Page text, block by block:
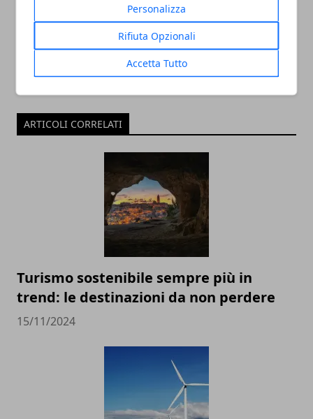
Personalizza
Rifiuta Opzionali
Accetta Tutto
ARTICOLI CORRELATI
Turismo sostenibile sempre più in
trend: le destinazioni da non perdere
15/11/2024